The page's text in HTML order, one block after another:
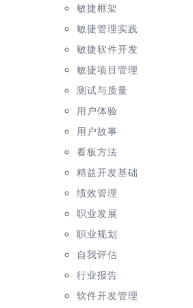
敏捷框架
敏捷管理实践
敏捷软件开发
敏捷项目管理
测试与质量
用户体验
用户故事
看板方法
精益开发基础
绩效管理
职业发展
职业规划
自我评估
行业报告
软件开发管理